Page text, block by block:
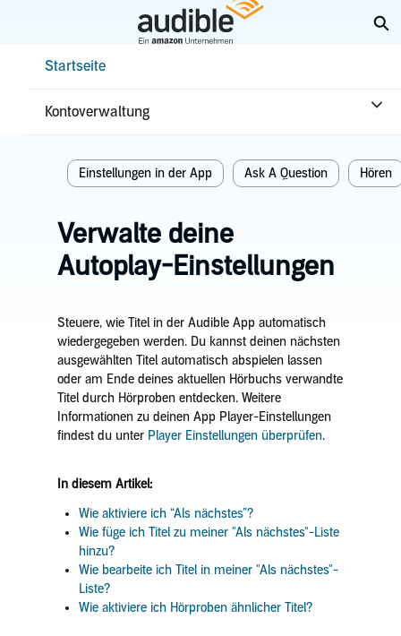
Startseite
Kontoverwaltung
Startseite
Einstellungen in der App Ask A Question Hören
Verwalte deine
Autoplay-Einstellungen
Steuere, wie Titel in der Audible App automatisch
wiedergegeben werden. Du kannst deinen nächsten
ausgewählten Titel automatisch abspielen lassen
oder am Ende deines aktuellen Hörbuchs verwandte
Titel durch Hörproben entdecken. Weitere
Informationen zu deinen App Player-Einstellungen
findest du unter Player Einstellungen überprüfen.
In diesem Artikel:
Wie aktiviere ich “Als nächstes”?
Wie füge ich Titel zu meiner "Als nächstes"-Liste
hinzu?
Wie bearbeite ich Titel in meiner "Als nächstes"-
Liste?
Wie aktiviere ich Hörproben ähnlicher Titel?